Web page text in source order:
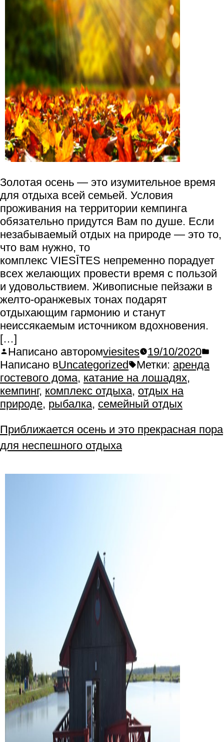
Золотая осень — это изумительное время
для отдыха всей семьей. Условия
проживания на территории кемпинга
обязательно придутся Вам по душе. Если
незабываемый отдых на природе — это то,
что вам нужно, то
комплекс VIESĪTES непременно порадует
всех желающих провести время с пользой
и удовольствием. Живописные пейзажи в
желто-оранжевых тонах подарят
отдыхающим гармонию и станут
неиссякаемым источником вдохновения.
[…]
Написано авторомviesites
19/10/2020
Написано вUncategorized Метки: аренда
гостевого дома, катание на лошадях,
кемпинг, комплекс отдыха, отдых на
природе, рыбалка, семейный отдых
Приближается осень и это прекрасная пора
для неспешного отдыха